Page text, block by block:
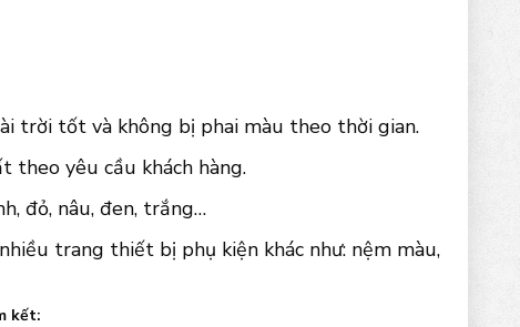
trời tốt và không bị phai màu theo thời gian.
theo yêu cầu khách hàng.
đỏ, nâu, đen, trắng…
trang thiết bị phụ kiện khác như: nệm màu,
kết: